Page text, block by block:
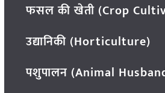
फसल की खेती (Crop
उद्यानिकी (Horticulture)
पशुपालन (Animal